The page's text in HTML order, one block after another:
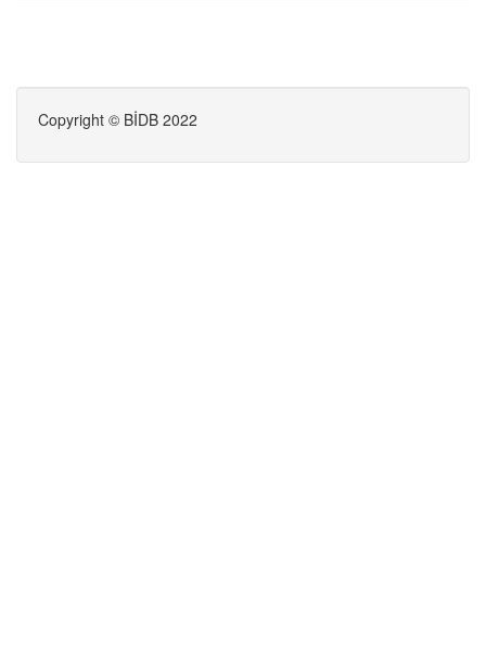
Copyright © BİDB 2022